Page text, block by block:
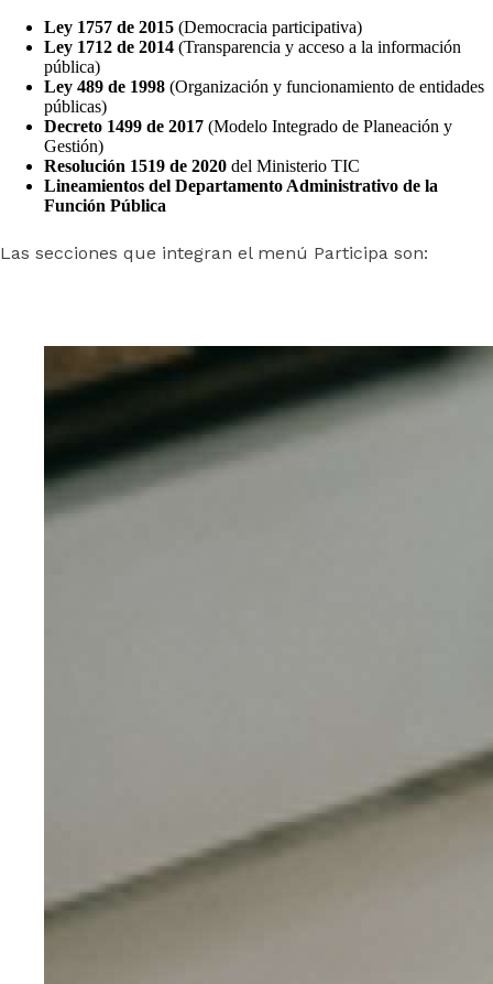
Ley 1757 de 2015 (Democracia participativa)
Ley 1712 de 2014 (Transparencia y acceso a la información
pública)
Ley 489 de 1998 (Organización y funcionamiento de entidades
públicas)
Decreto 1499 de 2017 (Modelo Integrado de Planeación y
Gestión)
Resolución 1519 de 2020 del Ministerio TIC
Lineamientos del Departamento Administrativo de la
Función Pública
Las secciones que integran el menú Participa son: